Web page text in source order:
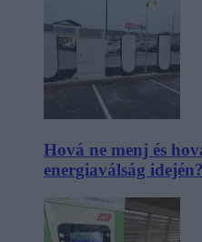
Hová ne menj és
energiaválság idején?